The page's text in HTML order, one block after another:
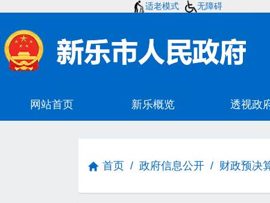
适老模式 无障碍
首页 / 政府信息公开 / 财政预决